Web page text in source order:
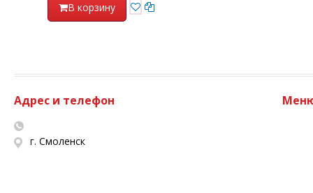
В корзину
Адрес и телефон
г. Смоленск